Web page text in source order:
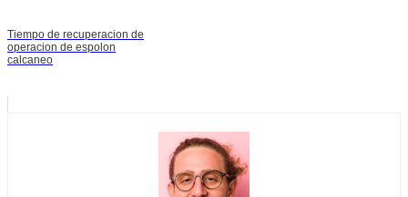
Tiempo de recuperacion de
operacion de espolon
calcaneo